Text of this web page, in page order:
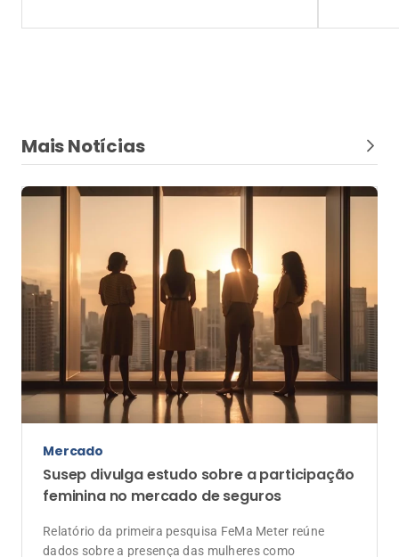
Mais Notícias
Mercado
Susep divulga estudo sobre a participação
feminina no mercado de seguros
Relatório da primeira pesquisa FeMa Meter reúne
dados sobre a presença das mulheres como